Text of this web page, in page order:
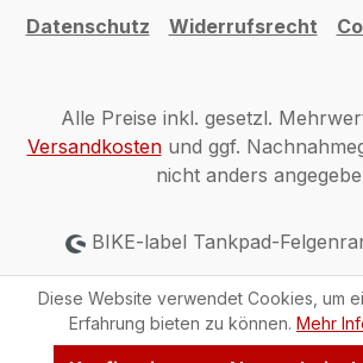
Datenschutz
Widerrufsrecht
Alle Preise inkl. gesetzl.
Versandkostenund ggf.
nicht anders
BIKE-label Tankpad-
Diese Website verwendet Cookies, um
Erfahrung bieten zu können. Mehr